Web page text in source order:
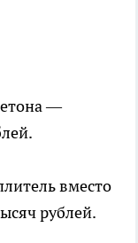
—
вместо
рублей.